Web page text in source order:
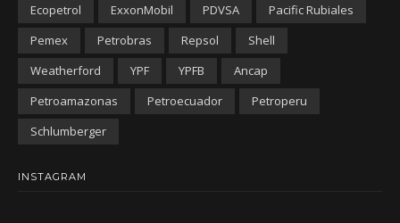
Ecopetrol ExxonMobil PDVSA
Pacific Rubiales
Pemex
Petrobras Repsol
Shell
Weatherford
YPF YPFB
Ancap
Petroamazonas
Petroecuador
Petroperu
Schlumberger
INSTAGRAM